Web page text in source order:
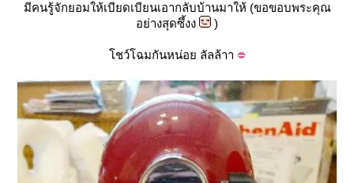
มีคนรู้จักยอมให้เบียดเบียนเอากลับบ้านมาให้ (ขอขอบพระคุณ
อย่างสุดซึ้งง
)
ชว์โฉมกันหน่อย ลัลล้าา